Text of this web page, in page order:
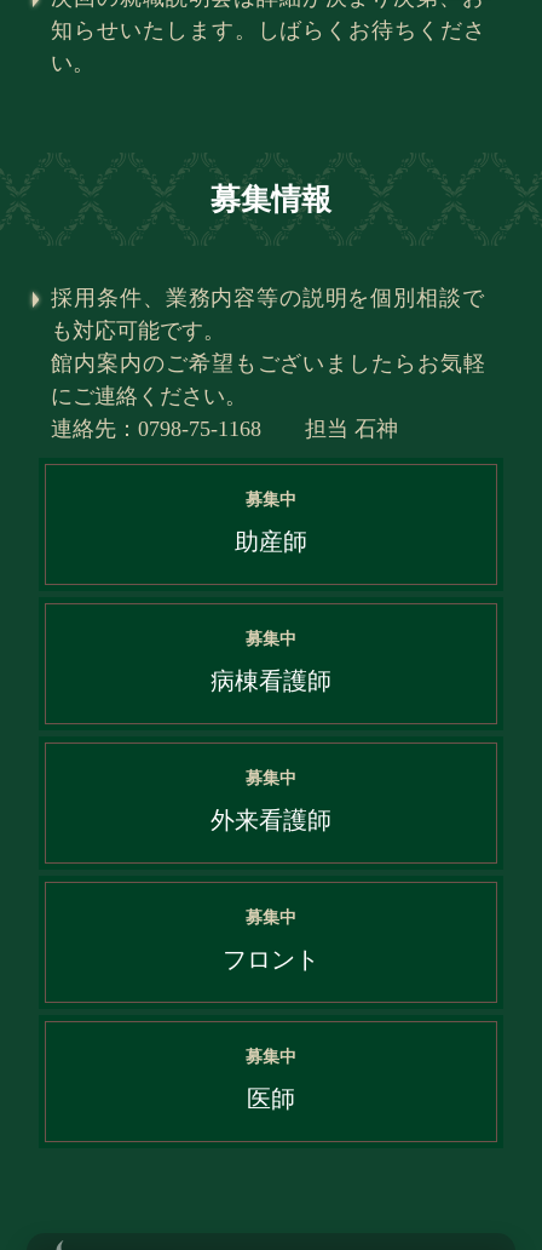
知らせいたします。しばらくお待ちくださ
い。
募集情報
採用条件、業務内容等の説明を個別相談で
も対応可能です。
館内案内のご希望もございましたらお気軽
にご連絡ください。
連絡先：0798-75-1168 担当 石神
募集中
助産師
募集中
病棟看護師
募集中
外来看護師
募集中
フロント
募集中
医師